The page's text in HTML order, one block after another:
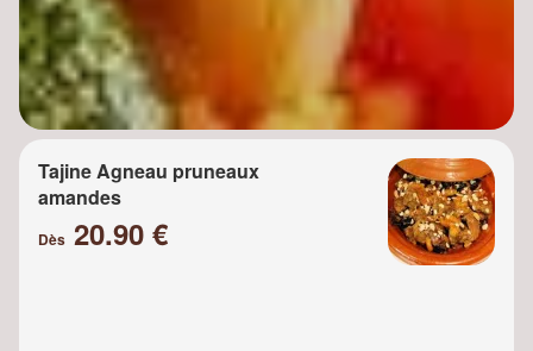
Tajine Agneau pruneaux
amandes
Dès 20.90 €